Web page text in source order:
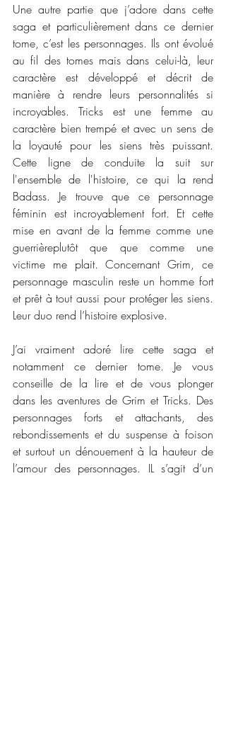
Une autre partie que j’adore dans cette
saga et particulièrement dans ce dernier
tome, c’est les personnages. Ils ont évolué
au fil des tomes mais dans celui-là, leur
caractère est développé et décrit de
manière à rendre leurs personnalités si
incroyables. Tricks est une femme au
caractère bien trempé et avec un sens de
la loyauté pour les siens très puissant.
Cette ligne de conduite la suit sur
l'ensemble de l'histoire, ce qui la rend
Badass. Je trouve que ce personnage
féminin est incroyablement fort. Et cette
mise en avant de la femme comme une
guerrièreplutôt que que comme une
victime me plait. Concernant Grim, ce
personnage masculin reste un homme fort
et prêt à tout aussi pour protéger les siens.
Leur duo rend l’histoire explosive.
J’ai vraiment adoré lire cette saga et
notamment ce dernier tome. Je vous
conseille de la lire et de vous plonger
dans les aventures de Grim et Tricks. Des
personnages forts et attachants, des
rebondissements et du suspense à foison
et surtout un dénouement à la hauteur de
l’amour des personnages. IL s’agit d’un